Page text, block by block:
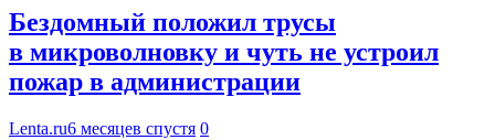
Бездомный положил трусы
в микроволновку и чуть не устроил
пожар в администрации
Lenta.ru6 месяцев спустя 0